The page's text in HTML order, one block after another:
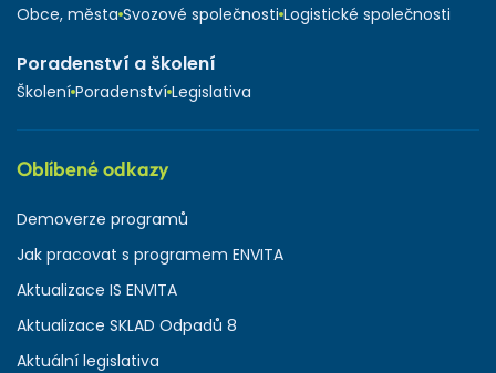
Obce, města Svozové společnosti Logistické společnosti
Poradenství a školení
Školení Poradenství Legislativa
Oblíbené odkazy
Demoverze programů
Jak pracovat s programem ENVITA
Aktualizace IS ENVITA
Aktualizace SKLAD Odpadů 8
Aktuální legislativa